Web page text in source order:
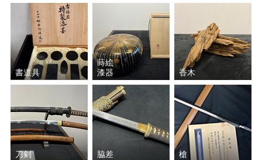
書道具
蒔絵
漆器
香木
刀剣 脇差 槍